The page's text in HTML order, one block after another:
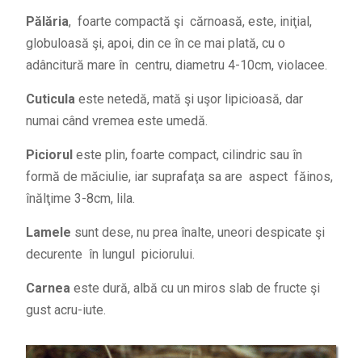
Pălăria, foarte compactă şi cărnoasă, este, iniţial,
globuloasă şi, apoi, din ce în ce mai plată, cu o
adâncitură mare în centru, diametru 4-10cm, violacee.
Cuticula este netedă, mată şi uşor lipicioasă, dar
numai când vremea este umedă.
Picioruleste plin, foarte compact, cilindric sau în
formă de măciulie, iar suprafaţa sa are aspect făinos,
înălţime 3-8cm, lila.
Lamele sunt dese, nu prea înalte, uneori despicate şi
decurente în lungul piciorului.
Carneaeste dură, albă cu un miros slab de fructe şi
gust acru-iute.